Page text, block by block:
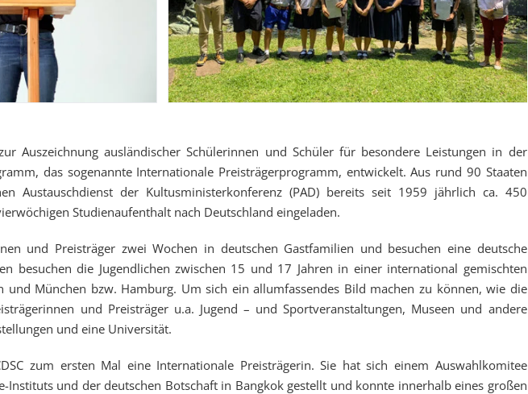
Auszeichnung ausländischer Schülerinnen und Schüler für besondere Leistungen in der
das sogenannte Internationale Preisträgerprogramm, entwickelt. Aus rund 90 Staaten
Austauschdienst der Kultusministerkonferenz (PAD) bereits seit 1959 jährlich ca. 450
Studienaufenthalt nach Deutschland eingeladen.
und Preisträger zwei Wochen in deutschen Gastfamilien und besuchen eine deutsche
besuchen die Jugendlichen zwischen 15 und 17 Jahren in einer international gemischten
und München bzw. Hamburg. Um sich ein allumfassendes Bild machen zu können, wie die
und Preisträger u.a. Jugend – und Sportveranstaltungen, Museen und andere
und eine Universität.
zum ersten Mal eine Internationale Preisträgerin. Sie hat sich einem Auswahlkomitee
Instituts und der deutschen Botschaft in Bangkok gestellt und konnte innerhalb eines großen